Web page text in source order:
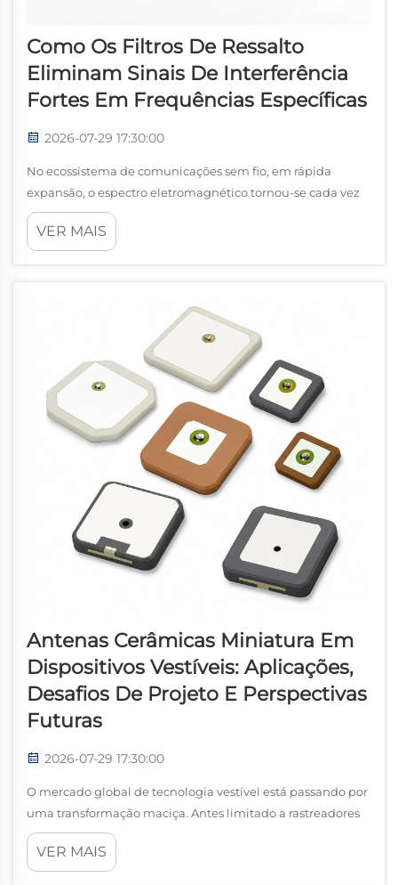
Como Os Filtros De Ressalto
Eliminam Sinais De Interferência
Fortes Em Frequências Específicas
2026-07-29 17:30:00
No ecossistema de comunicações sem fio, em rápida
expansão, o espectro eletromagnético tornou-se cada vez
mais congestionado. Com a implantação simultânea de
redes 5G, dispositivos IoT, sistemas de comunicação por
VER MAIS
Antenas Cerâmicas Miniatura Em
Dispositivos Vestíveis: Aplicações,
Desafios De Projeto E Perspectivas
Futuras
2026-07-29 17:30:00
O mercado global de tecnologia vestível está passando por
uma transformação maciça. Antes limitado a rastreadores
de condicionamento físico básicos e relógios digitais, os
dispositivos vestíveis atuais incluem sofisticados monitores
de saúde de grau médico, anéis inteligentes,
VER MAIS